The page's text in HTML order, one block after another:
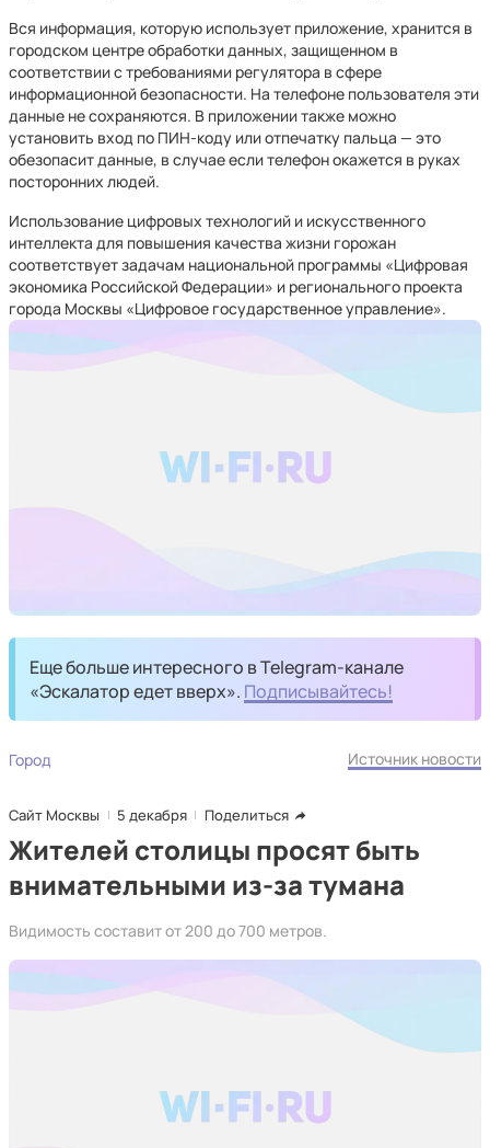
Вся информация, которую использует приложение, хранится в
городском центре обработки данных, защищенном в
соответствии с требованиями регулятора в сфере
информационной безопасности. На телефоне пользователя эти
данные не сохраняются. В приложении также можно
установить вход по ПИН-коду или отпечатку пальца — это
обезопасит данные, в случае если телефон окажется в руках
посторонних людей.
Использование цифровых технологий и искусственного
интеллекта для повышения качества жизни горожан
соответствует задачам национальной программы «Цифровая
экономика Российской Федерации» и регионального проекта
города Москвы «Цифровое государственное управление».
Еще больше интересного в Telegram-канале
«Эскалатор едет вверх». Подписывайтесь!
Город Источник новости
Сайт Москвы 5 декабря Поделиться
Жителей столицы просят быть
внимательными из-за тумана
Видимость составит от 200 до 700 метров.